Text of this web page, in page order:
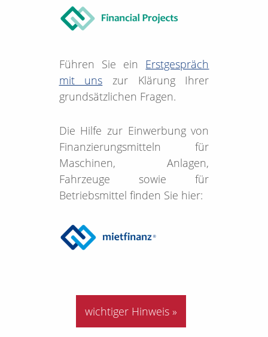
Führen Sie ein Erstgespräch
mit uns zur Klärung Ihrer
grundsätzlichen Fragen.
Die Hilfe zur Einwerbung von
Finanzierungsmitteln für
Maschinen, Anlagen,
Fahrzeuge sowie für
Betriebsmittel finden Sie hier:
wichtiger Hinweis »